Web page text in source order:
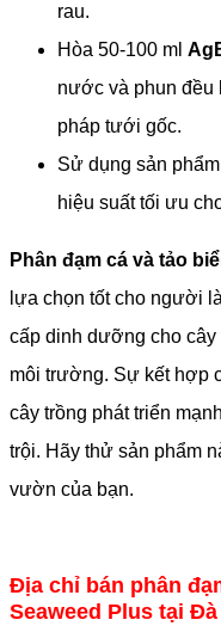
rau.
Hòa 50-100 ml
nước và phun đều
pháp tưới gốc.
Sử dụng sản
hiệu suất tối ưu
Phân đạm cá và tảo
lựa chọn tốt cho người
cấp dinh dưỡng cho cây
môi trường. Sự kết hợp
cây trồng phát triển
trội. Hãy thử sản phẩm
vườn của bạn.
Địa chỉ bán phân
Seaweed Plus tại Đà